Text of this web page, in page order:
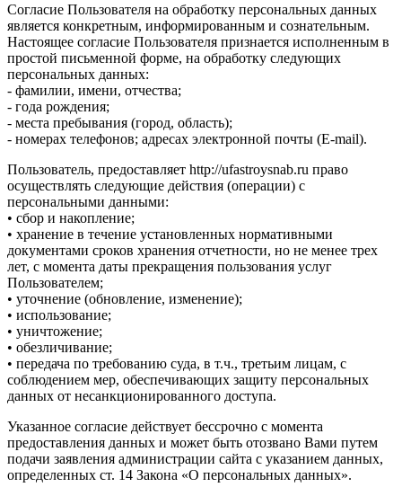
Согласие Пользователя на обработку персональных данных
является конкретным, информированным и сознательным.
Настоящее согласие Пользователя признается исполненным в
простой письменной форме, на обработку следующих
персональных данных:
- фамилии, имени, отчества;
- года рождения;
- места пребывания (город, область);
- номерах телефонов; адресах электронной почты (E-mail).
Пользователь, предоставляет http://ufastroysnab.ru право
осуществлять следующие действия (операции) с
персональными данными:
• сбор и накопление;
• хранение в течение установленных нормативными
документами сроков хранения отчетности, но не менее трех
лет, с момента даты прекращения пользования услуг
Пользователем;
• уточнение (обновление, изменение);
• использование;
• уничтожение;
• обезличивание;
• передача по требованию суда, в т.ч., третьим лицам, с
соблюдением мер, обеспечивающих защиту персональных
данных от несанкционированного доступа.
Указанное согласие действует бессрочно с момента
предоставления данных и может быть отозвано Вами путем
подачи заявления администрации сайта с указанием данных,
определенных ст. 14 Закона «О персональных данных».